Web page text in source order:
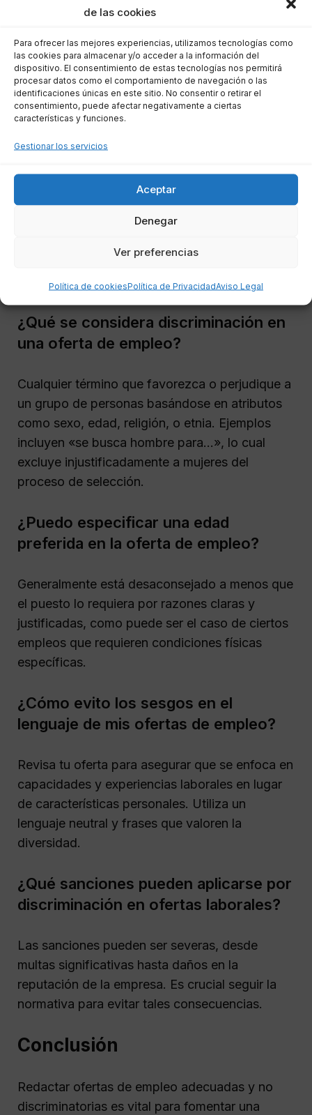
de las cookies
Para ofrecer las mejores experiencias, utilizamos tecnologías como
las cookies para almacenar y/o acceder a la información del
dispositivo. El consentimiento de estas tecnologías nos permitirá
procesar datos como el comportamiento de navegación o las
identificaciones únicas en este sitio. No consentir o retirar el
consentimiento, puede afectar negativamente a ciertas
características y funciones.
Gestionar los servicios
Aceptar
Denegar
Ver preferencias
Política de cookiesPolítica de PrivacidadAviso Legal
Llamada a la Acción
Si tienes dudas sobre cómo evitar
discriminaciones en tus ofertas de empleo, no
dudes en consultar con un abogado
especializado en derecho laboral. Un
asesoramiento profesional
para todos los postulantes. No permitas que la
discriminación afecte tu proceso de selección
de personal; busca asistencia legal para
Preguntas Frecuentes
¿Qué se considera discriminación en
una oferta de empleo?
Cualquier término que favorezca o perjudique a
un grupo de personas basándose en atributos
como sexo, edad, religión, o etnia. Ejemplos
incluyen «se busca hombre para…», lo cual
excluye injustificadamente a mujeres del
proceso de selección.
¿Puedo especificar una edad
preferida en la oferta de empleo?
Generalmente está desaconsejado a menos que
el puesto lo requiera por razones claras y
justificadas, como puede ser el caso de ciertos
empleos que requieren condiciones físicas
específicas.
¿Cómo evito los sesgos en el
lenguaje de mis ofertas de empleo?
Revisa tu oferta para asegurar que se enfoca en
capacidades y experiencias laborales en lugar
de características personales. Utiliza un
lenguaje neutral y frases que valoren la
diversidad.
¿Qué sanciones pueden aplicarse por
discriminación en ofertas laborales?
Las sanciones pueden ser severas, desde
multas significativas hasta daños en la
reputación de la empresa. Es crucial seguir la
normativa para evitar tales consecuencias.
Conclusión
Redactar ofertas de empleo adecuadas y no
discriminatorias es vital para fomentar una